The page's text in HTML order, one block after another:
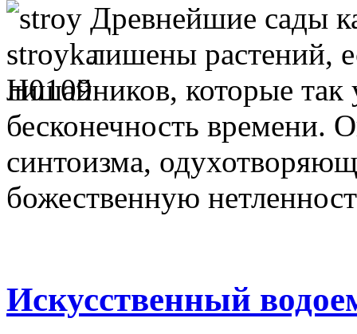
Древнейшие сады
лишены растений,
лишайников, которые
бесконечность
синтоизма,
божественную
Искусственный